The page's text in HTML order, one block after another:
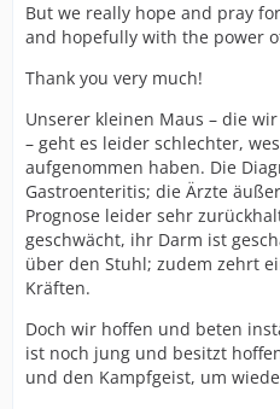
But we really hope and pray
and hopefully with the power
Thank you very much!
Unserer kleinen Maus – die
– geht es leider schlechter,
aufgenommen haben. Die
Gastroenteritis; die Ärzte
Prognose leider sehr
geschwächt, ihr Darm ist
über den Stuhl; zudem zehrt
Kräften.
Doch wir hoffen und beten
ist noch jung und besitzt
und den Kampfgeist, um